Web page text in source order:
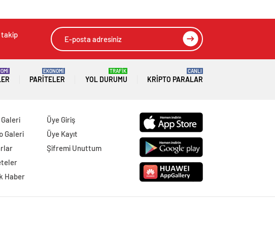
HABERLERİ
GÜNDEM 06 Ağustos 2026
Joe Biden 6 aylık hedeflerini açıkladı.